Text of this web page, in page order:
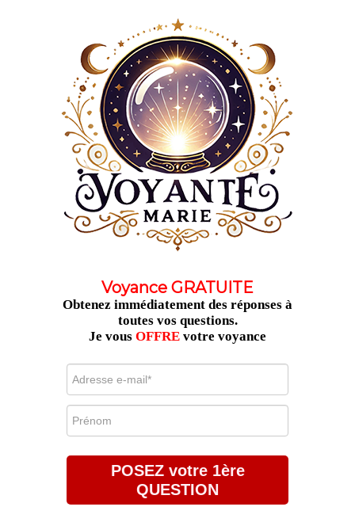
Voyance GRATUITE
Obtenez immédiatement des réponses à
toutes vos questions.
Je vousOFFRE votre voyance
POSEZ votre 1ère
QUESTION